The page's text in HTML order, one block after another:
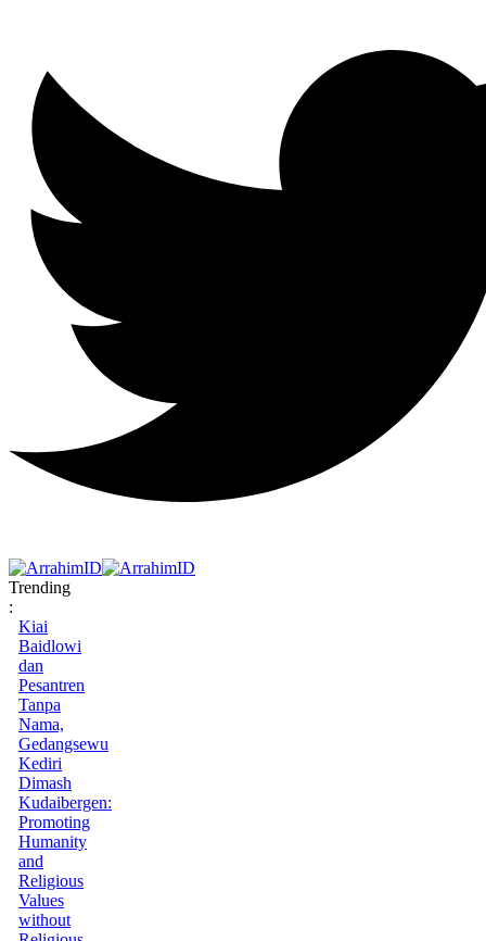
Trending
:
Kiai
Baidlowi
dan
Pesantren
Tanpa
Nama,
Gedangsewu
Kediri
Dimash
Kudaibergen:
Promoting
Humanity
and
Religious
Values
without